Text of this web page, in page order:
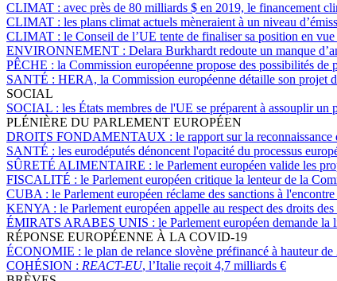
CLIMAT : avec près de 80 milliards $ en 2019, le financement
CLIMAT : les plans climat actuels mèneraient à un niveau
CLIMAT : le Conseil de l’UE tente de finaliser sa position en
ENVIRONNEMENT : Delara Burkhardt redoute un manque
PÊCHE : la Commission européenne propose des possibilités
SANTÉ : HERA, la Commission européenne détaille son projet
SOCIAL
SOCIAL : les États membres de l'UE se préparent à assouplir
PLÉNIÈRE DU PARLEMENT EUROPÉEN
DROITS FONDAMENTAUX : le rapport sur la
SANTÉ : les eurodéputés dénoncent l'opacité du processus
SÛRETÉ ALIMENTAIRE : le Parlement européen valide les
FISCALITÉ : le Parlement européen critique la lenteur de la
CUBA : le Parlement européen réclame des sanctions à
KENYA : le Parlement européen appelle au respect des droits
ÉMIRATS ARABES UNIS : le Parlement européen demande
RÉPONSE EUROPÉENNE À LA COVID-19
ÉCONOMIE : le plan de relance slovène préfinancé à hauteur
COHÉSION : REACT-EU, l’Italie reçoit 4,7 milliards €